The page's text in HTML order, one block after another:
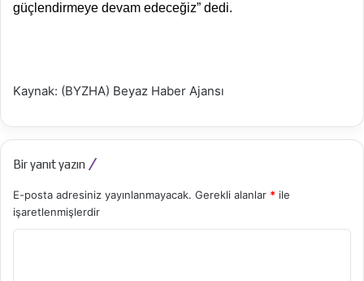
güçlendirmeye devam edeceğiz” dedi.
Kaynak: (BYZHA) Beyaz Haber Ajansı
Bir yanıt yazın
E-posta adresiniz yayınlanmayacak. Gerekli alanlar * ile
işaretlenmişlerdir